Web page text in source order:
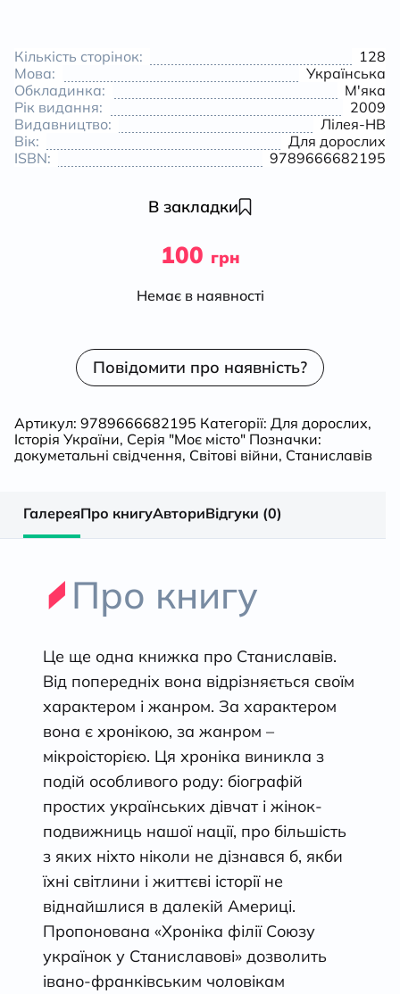
Кількість сторінок:
128
Мова:
Українська
Обкладинка:
М'яка
Рік видання:
2009
Видавництво:
Лілея-НВ
Вік:
Для дорослих
ISBN:
9789666682195
В закладки
100 грн
Немає в наявності
Повідомити про наявність?
Артикул: 9789666682195 Категорії: Для дорослих,
Історія України, Серія "Моє місто" Позначки:
докуметальні свідчення, Світові війни, Станиславів
ГалереяПро книгуАвториВідгуки (0)
Про книгу
Це ще одна книжка про Станиславів.
Від попередніх вона відрізняється своїм
характером і жанром. За характером
вона є хронікою, за жанром –
мікроісторією. Ця хроніка виникла з
подій особливого роду: біографій
простих українських дівчат і жінок-
подвижниць нашої нації, про більшість
з яких ніхто ніколи не дізнався б, якби
їхні світлини і життєві історії не
віднайшлися в далекій Америці.
Пропонована «Хроніка філії Союзу
українок у Станиславові» дозволить
івано-франківським чоловікам